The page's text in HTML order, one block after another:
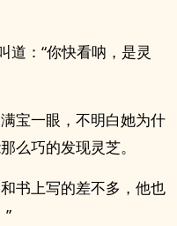
道：“你快看呐，是灵
宝一眼，不明白她为什
么巧的发现灵芝。
书上写的差不多，他也